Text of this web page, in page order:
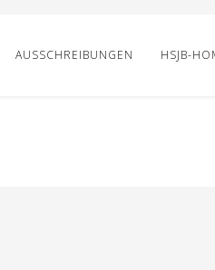
AUSSCHREIBUNGEN HSJB-